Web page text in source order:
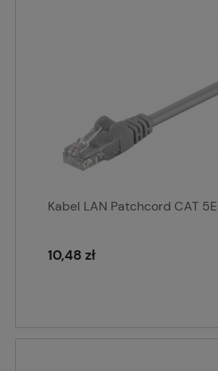
Kabel LAN Patchcord CAT
10,48 zł